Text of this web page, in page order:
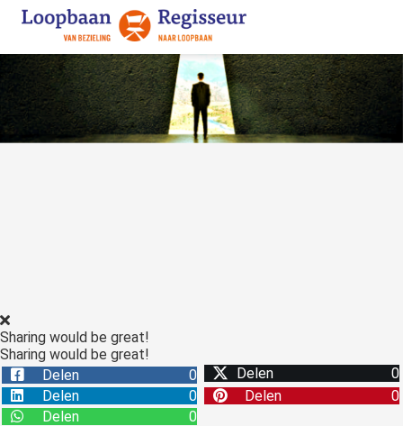
Sharing would be great!
Sharing would be great!
Delen
0 Delen
0
Delen
0 Delen
0
Delen
0
Ze
gebruikt
deze
kan de